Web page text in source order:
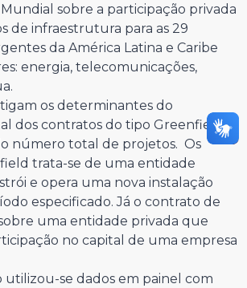
sobre a participação privada
de infraestrutura para as 29
da América Latina e Caribe
energia, telecomunicações,
os determinantes do
dos contratos do tipo Greenfield,
número total de projetos. Os
trata-se de uma entidade
e opera uma nova instalação
especificado. Já o contrato de
uma entidade privada que
no capital de uma empresa
utilizou-se dados em painel com